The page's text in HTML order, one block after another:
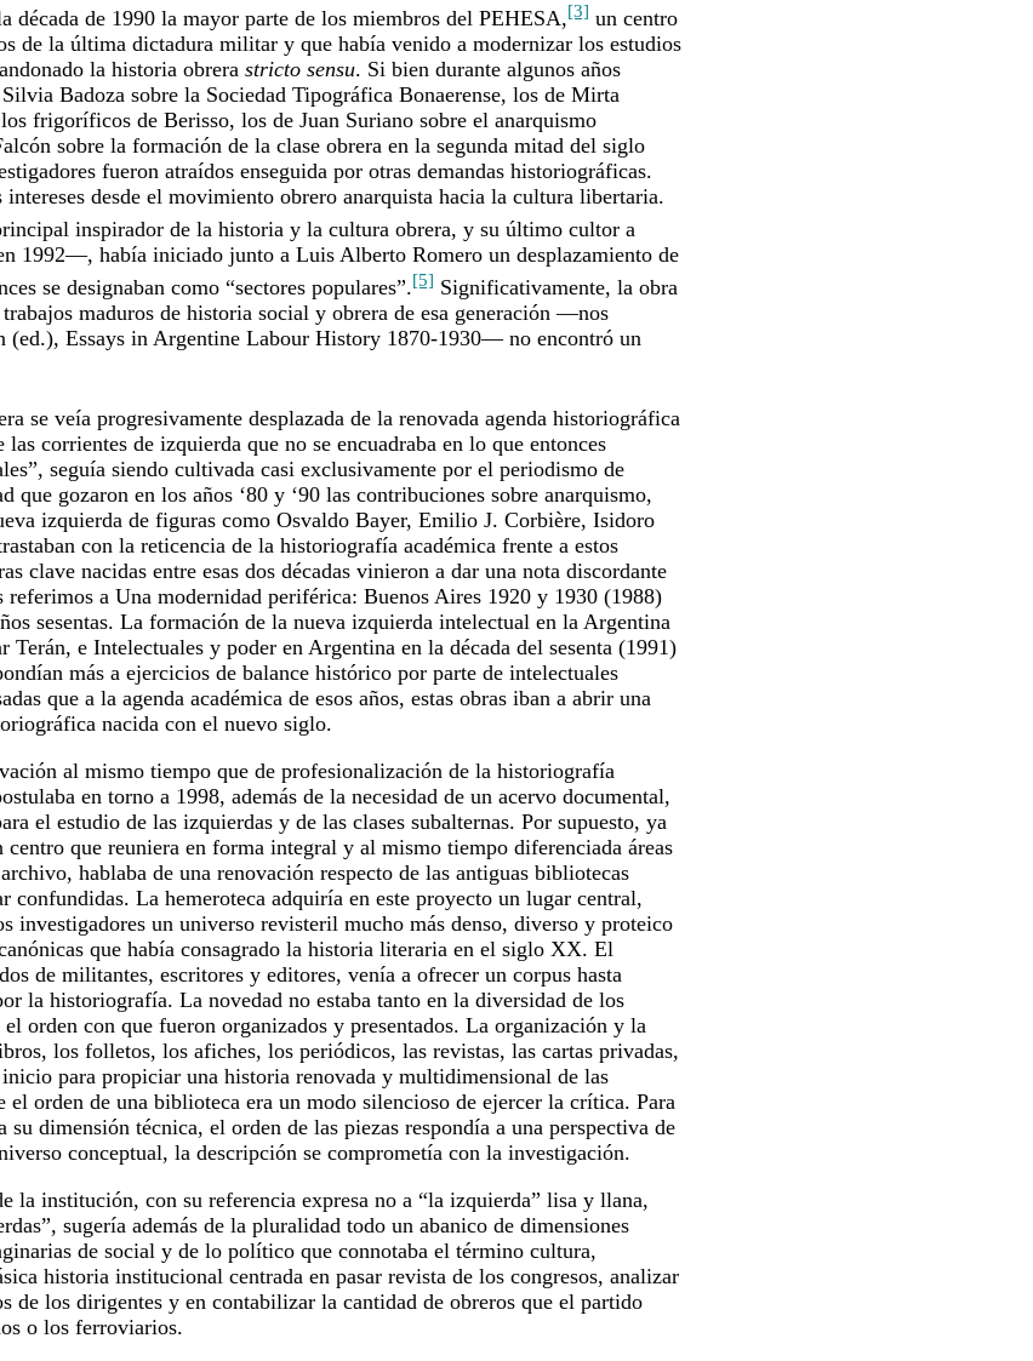
década de 1990 la mayor parte de los miembros del PEHESA,[3] un centro
de la última dictadura militar y que había venido a modernizar los estudios
la historia obrera stricto sensu. Si bien durante algunos años
Badoza sobre la Sociedad Tipográfica Bonaerense, los de Mirta
frigoríficos de Berisso, los de Juan Suriano sobre el anarquismo
sobre la formación de la clase obrera en la segunda mitad del siglo
fueron atraídos enseguida por otras demandas historiográficas.
intereses desde el movimiento obrero anarquista hacia la cultura libertaria.
inspirador de la historia y la cultura obrera, y su último cultor a
1992—, había iniciado junto a Luis Alberto Romero un desplazamiento de
se designaban como “sectores populares”.[5] Significativamente, la obra
maduros de historia social y obrera de esa generación —nos
(ed.), Essays in Argentine Labour History 1870-1930— no encontró un
se veía progresivamente desplazada de la renovada agenda historiográfica
corrientes de izquierda que no se encuadraba en lo que entonces
seguía siendo cultivada casi exclusivamente por el periodismo de
que gozaron en los años ‘80 y ‘90 las contribuciones sobre anarquismo,
izquierda de figuras como Osvaldo Bayer, Emilio J. Corbière, Isidoro
con la reticencia de la historiografía académica frente a estos
clave nacidas entre esas dos décadas vinieron a dar una nota discordante
referimos a Una modernidad periférica: Buenos Aires 1920 y 1930 (1988)
sesentas. La formación de la nueva izquierda intelectual en la Argentina
Terán, e Intelectuales y poder en Argentina en la década del sesenta (1991)
más a ejercicios de balance histórico por parte de intelectuales
que a la agenda académica de esos años, estas obras iban a abrir una
nacida con el nuevo siglo.
al mismo tiempo que de profesionalización de la historiografía
en torno a 1998, además de la necesidad de un acervo documental,
el estudio de las izquierdas y de las clases subalternas. Por supuesto, ya
que reuniera en forma integral y al mismo tiempo diferenciada áreas
hablaba de una renovación respecto de las antiguas bibliotecas
confundidas. La hemeroteca adquiría en este proyecto un lugar central,
investigadores un universo revisteril mucho más denso, diverso y proteico
que había consagrado la historia literaria en el siglo XX. El
de militantes, escritores y editores, venía a ofrecer un corpus hasta
la historiografía. La novedad no estaba tanto en la diversidad de los
orden con que fueron organizados y presentados. La organización y la
los folletos, los afiches, los periódicos, las revistas, las cartas privadas,
para propiciar una historia renovada y multidimensional de las
el orden de una biblioteca era un modo silencioso de ejercer la crítica. Para
su dimensión técnica, el orden de las piezas respondía a una perspectiva de
conceptual, la descripción se comprometía con la investigación.
la institución, con su referencia expresa no a “la izquierda” lisa y llana,
sugería además de la pluralidad todo un abanico de dimensiones
de social y de lo político que connotaba el término cultura,
historia institucional centrada en pasar revista de los congresos, analizar
de los dirigentes y en contabilizar la cantidad de obreros que el partido
o los ferroviarios.